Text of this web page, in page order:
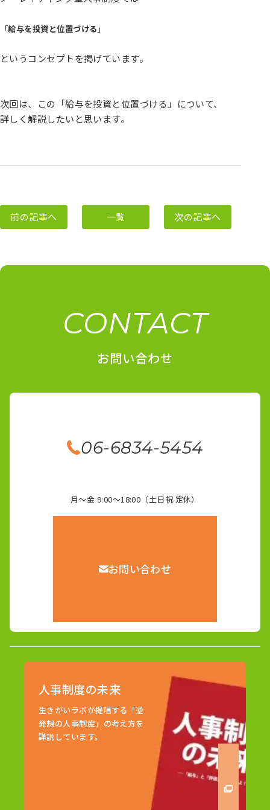
「給与を投資と位置づける 」
というコンセプトを掲げています。
次回は、この「給与を投資と位置づける」について、
詳しく解説したいと思います。
前の記事へ 一覧 次の記事へ
CONTACT
お問い合わせ
06-6834-5454
月～金 9:00～18:00（土日祝 定休）
お問い合わせ
人事制度の未来
生きがいラボが提唱する「逆
発想の人事制度」の考え方を
詳説しています。